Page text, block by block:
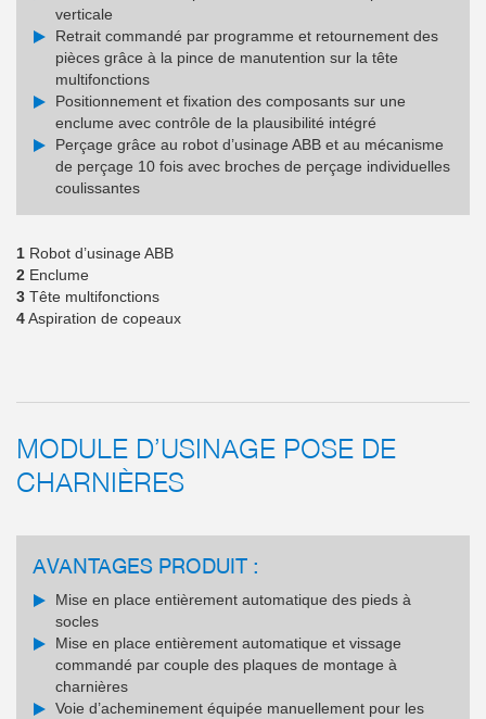
verticale
Retrait commandé par programme et retournement des
pièces grâce à la pince de manutention sur la tête
multifonctions
Positionnement et fixation des composants sur une
enclume avec contrôle de la plausibilité intégré
Perçage grâce au robot d’usinage ABB et au mécanisme
de perçage 10 fois avec broches de perçage individuelles
coulissantes
1 Robot d’usinage ABB
2 Enclume
3 Tête multifonctions
4Aspiration de copeaux
MODULE D’USINAGE POSE DE
CHARNIÈRES
AVANTAGES PRODUIT :
Mise en place entièrement automatique des pieds à
socles
Mise en place entièrement automatique et vissage
commandé par couple des plaques de montage à
charnières
Voie d’acheminement équipée manuellement pour les